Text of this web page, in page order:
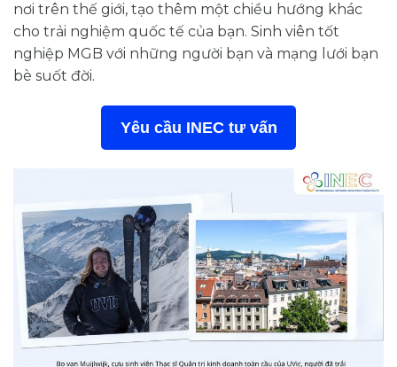
nơi trên thế giới, tạo thêm một chiều hướng khác
cho trải nghiệm quốc tế của bạn. Sinh viên tốt
nghiệp MGB với những người bạn và mạng lưới bạn
bè suốt đời.
Yêu cầu INEC tư vấn